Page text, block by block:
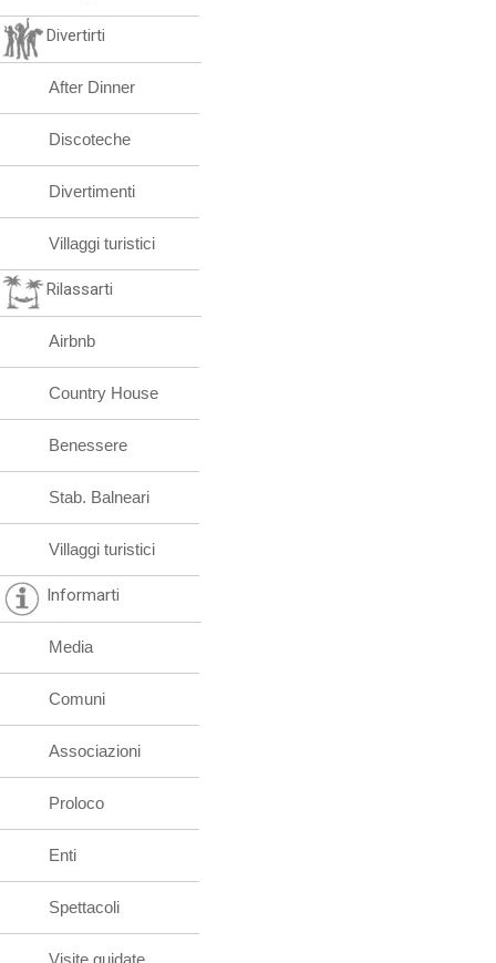
Divertirti
After Dinner
Discoteche
Divertimenti
Villaggi turistici
Rilassarti
Airbnb
Country House
Benessere
Stab. Balneari
Villaggi turistici
Informarti
Media
Comuni
Associazioni
Proloco
Enti
Spettacoli
Visite guidate